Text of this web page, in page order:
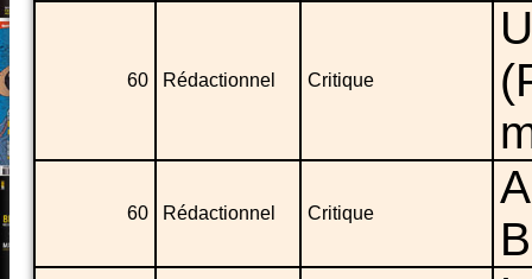
60 Rédactionnel Critique
60 Rédactionnel Critique